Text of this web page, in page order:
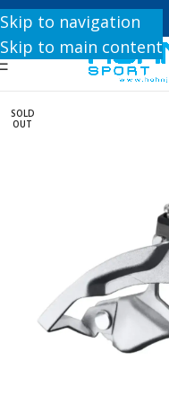
Skip to navigation
Skip to main content
+385 1 8896 200
SOLD
OUT